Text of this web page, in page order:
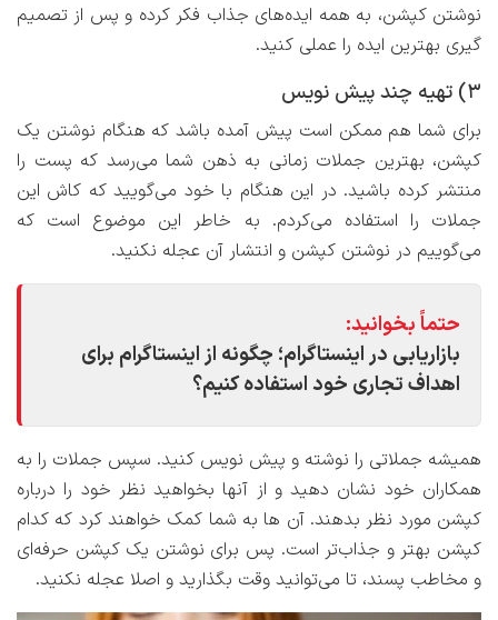
نوشتن کپشن، به همه ایده‌های جذاب فکر کرده و پس از تصمیم
گیری بهترین ایده را عملی کنید.
۳) تهیه چند پیش نویس
برای شما هم ممکن است پیش آمده باشد که هنگام نوشتن یک
کپشن، بهترین جملات زمانی به ذهن شما می‌رسد که پست را
منتشر کرده باشید. در این هنگام با خود می‌گویید که کاش این
جملات را استفاده می‌کردم. به خاطر این موضوع است که
می‌گوییم در نوشتن کپشن و انتشار آن عجله نکنید.
حتماً بخوانید:
بازاریابی در اینستاگرام؛ چگونه از اینستاگرام برای
اهداف تجاری خود استفاده کنیم؟
همیشه جملاتی را نوشته و پیش نویس کنید. سپس جملات را به
همکاران خود نشان دهید و از آنها بخواهید نظر خود را درباره
کپشن مورد نظر بدهند. آن ها به شما کمک خواهند کرد که کدام
کپشن بهتر و جذاب‌تر است. پس برای نوشتن یک کپشن حرفه‌ای
و مخاطب پسند، تا می‌توانید وقت بگذارید و اصلا عجله نکنید.